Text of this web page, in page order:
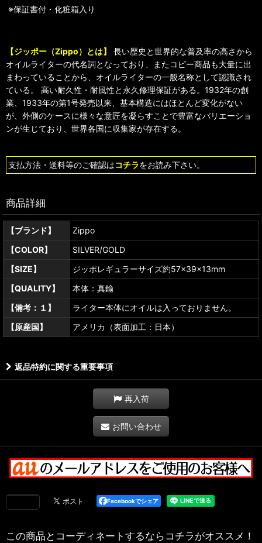
※保証書付・化粧箱入り
【ジッポー（Zippo）とは】
長い歴史と世界的な普及率の高さから
オイルライターの代名詞となっており、またコピー商品も大量に出
まわっていることから、オイルライターの一般名称として認識され
ている。 高い耐久性・耐風性と永久修理保証がある。1932年の創
業、1933年の第1号発売以来、基本構造にはほとんど変化がない
が、外側のケースに様々な意匠を凝らすことで豊富なバリエーショ
ンが生じており、世界各国に収集家が存在する。
支払方法・送料等のご確認はコチラをお読み下さい。
商品詳細
【ブランド】
Zippo
【COLOR】
SILVER/GOLD
【SIZE】
ジッポレギュラーサイズ約57×39×13mm
【QUALITY】
本体：真鍮
【備考：１】
ライター本体にオイルは入っておりません。
【原産国】
アメリカ（表面加工：日本）
返品特約に関する重要事項
再入荷
お問い合わせ
Facebookでシェア
この商品とコーディネートするならコチラがオススメ！